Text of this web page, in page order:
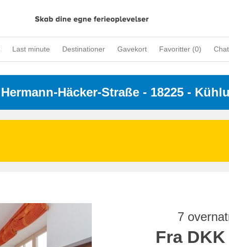
Last minute Destinationer Gavekort Favoritter (0) Chat
Hermann-Häcker-Straße - 18225 -
7
Fra DKK